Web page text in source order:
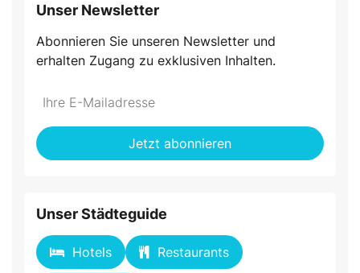
Unser Newsletter
Abonnieren Sie unseren Newsletter und
erhalten Zugang zu exklusiven Inhalten.
Do
fill
this
*Ihre
Mailadresse:
Jetzt abonnieren
Unser Städteguide
Hotels Restaurants